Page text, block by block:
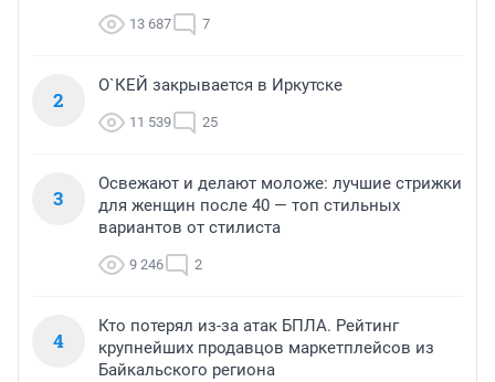
13 687 7
2
О`КЕЙ закрывается в Иркутске
11 539 25
3
Освежают и делают моложе: лучшие стрижки
для женщин после 40 — топ стильных
вариантов от стилиста
9 246 2
4
Кто потерял из-за атак БПЛА. Рейтинг
крупнейших продавцов маркетплейсов из
Байкальского региона